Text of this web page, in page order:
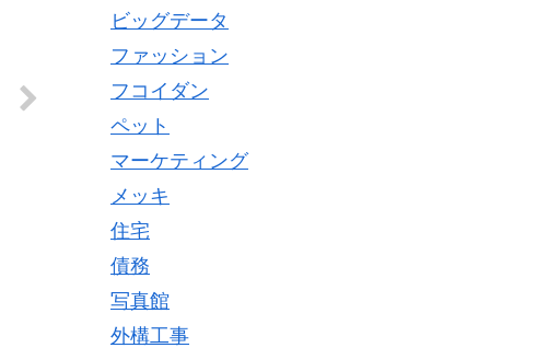
ビッグデータ
ファッション
フコイダン
ペット
マーケティング
メッキ
住宅
債務
写真館
外構工事